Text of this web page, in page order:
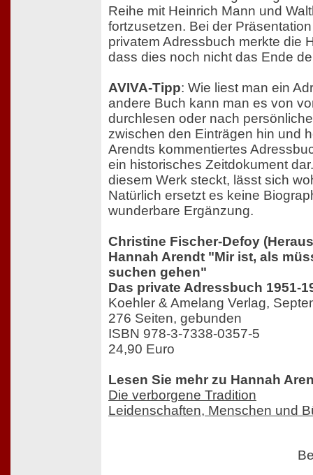
Reihe mit Heinrich Mann und
fortzusetzen. Bei der
privatem Adressbuch merkte die
dass dies noch nicht das Ende
AVIVA-Tipp: Wie liest man ein
andere Buch kann man es von
durchlesen oder nach
zwischen den Einträgen hin und
Arendts kommentiertes
ein historisches Zeitdokument
diesem Werk steckt, lässt sich
Natürlich ersetzt es keine
wunderbare Ergänzung.
Christine Fischer-Defoy
Hannah Arendt "Mir ist, als
suchen gehen"
Das private Adressbuch 1951-
Koehler & Amelang Verlag,
276 Seiten, gebunden
ISBN 978-3-7338-0357-5
24,90 Euro
Lesen Sie mehr zu Hannah
Die verborgene Tradition
Leidenschaften, Menschen und